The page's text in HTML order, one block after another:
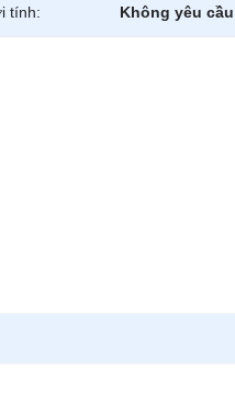
tính: Không yêu cầu